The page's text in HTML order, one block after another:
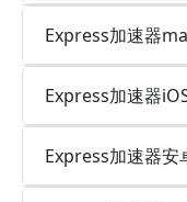
Express加速器
Express加速器
Express加速器安